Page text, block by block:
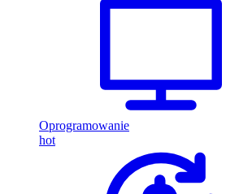
Oprogramowanie
hot